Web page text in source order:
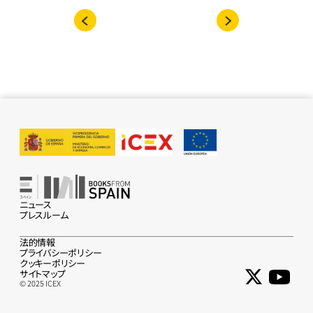
ニュース
プレスルーム
© 2025 ICEX
法的情報
プライバシーポリシー
クッキーポリシー
サイトマップ